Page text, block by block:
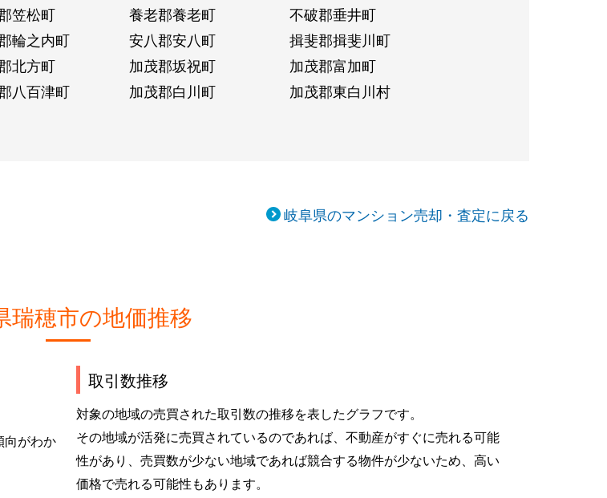
笠松町 養老郡養老町
不破郡垂井町
輪之内町 安八郡安八町
揖斐郡揖斐川町
北方町 加茂郡坂祝町
加茂郡富加町
八百津町 加茂郡白川町
加茂郡東白川村
岐阜県のマンション売却・査定に戻る
瑞穂市の地価推移
向がわか
取引数推移
対象の地域の売買された取引数の推移を表したグラフです。
その地域が活発に売買されているのであれば、不動産がすぐに売れる可能
性があり、売買数が少ない地域であれば競合する物件が少ないため、高い
価格で売れる可能性もあります。